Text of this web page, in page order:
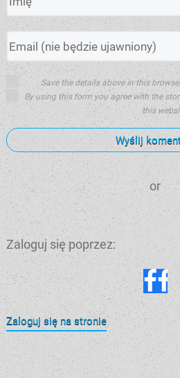
Save the details above in this
By using this form you agree with the
this
Wyślij
or
Zaloguj się poprzez:
Zaloguj się na stronie